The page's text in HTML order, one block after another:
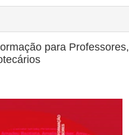
para Professores,